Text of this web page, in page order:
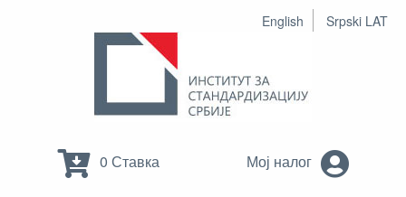
English Srpski LAT
0 Ставка Мој налог